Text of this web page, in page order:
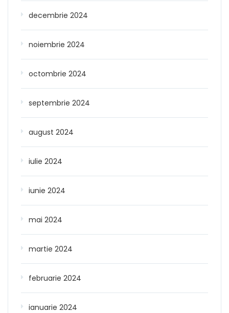
decembrie 2024
noiembrie 2024
octombrie 2024
septembrie 2024
august 2024
iulie 2024
iunie 2024
mai 2024
martie 2024
februarie 2024
ianuarie 2024